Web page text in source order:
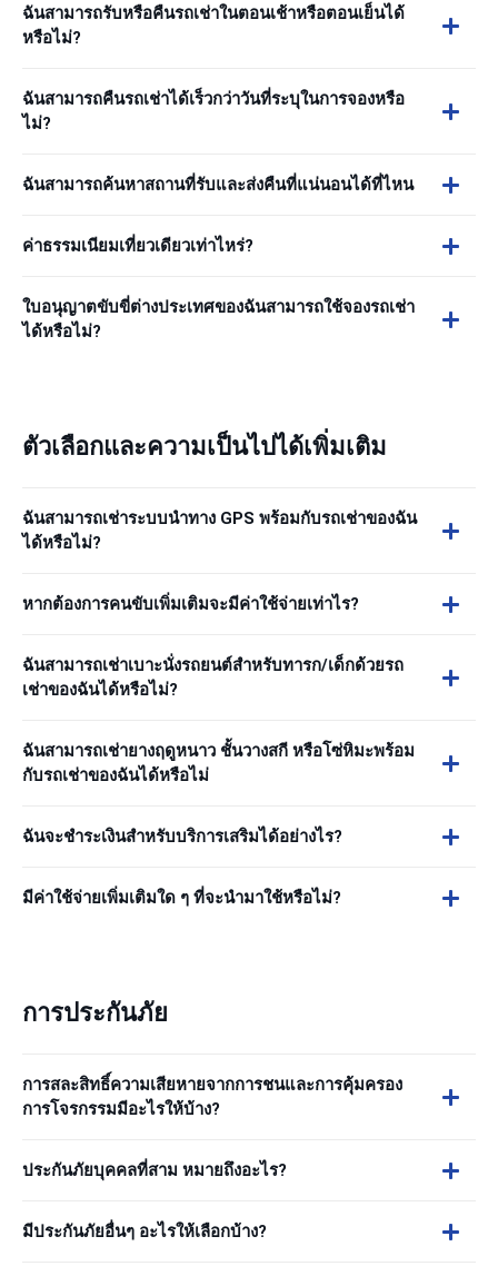
ฉันสามารถรับหรือคืนรถเช่าในตอนเช้าหรือตอนเย็นได้
หรือไม่?
ฉันสามารถคืนรถเช่าได้เร็วกว่าวันที่ระบุในการจองหรือ
ไม่?
ฉันสามารถค้นหาสถานที่รับและส่งคืนที่แน่นอนได้ที่ไหน
ค่าธรรมเนียมเที่ยวเดียวเท่าไหร่?
ใบอนุญาตขับขี่ต่างประเทศของฉันสามารถใช้จองรถเช่า
ได้หรือไม่?
ตัวเลือกและความเป็นไปได้เพิ่มเติม
ฉันสามารถเช่าระบบนำทาง GPS พร้อมกับรถเช่าของฉัน
ได้หรือไม่?
หากต้องการคนขับเพิ่มเติมจะมีค่าใช้จ่ายเท่าไร?
ฉันสามารถเช่าเบาะนั่งรถยนต์สำหรับทารก/เด็กด้วยรถ
เช่าของฉันได้หรือไม่?
ฉันสามารถเช่ายางฤดูหนาว ชั้นวางสกี หรือโซ่หิมะพร้อม
กับรถเช่าของฉันได้หรือไม่
ฉันจะชำระเงินสำหรับบริการเสริมได้อย่างไร?
มีค่าใช้จ่ายเพิ่มเติมใด ๆ ที่จะนำมาใช้หรือไม่?
การประกันภัย
การสละสิทธิ์ความเสียหายจากการชนและการคุ้มครอง
การโจรกรรมมีอะไรให้บ้าง?
ประกันภัยบุคคลที่สาม หมายถึงอะไร?
มีประกันภัยอื่นๆ อะไรให้เลือกบ้าง?